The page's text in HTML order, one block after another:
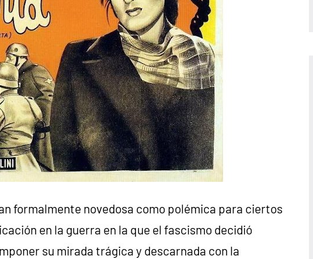
formalmente novedosa como polémica para ciertos
en la guerra en la que el fascismo decidió
su mirada trágica y descarnada con la